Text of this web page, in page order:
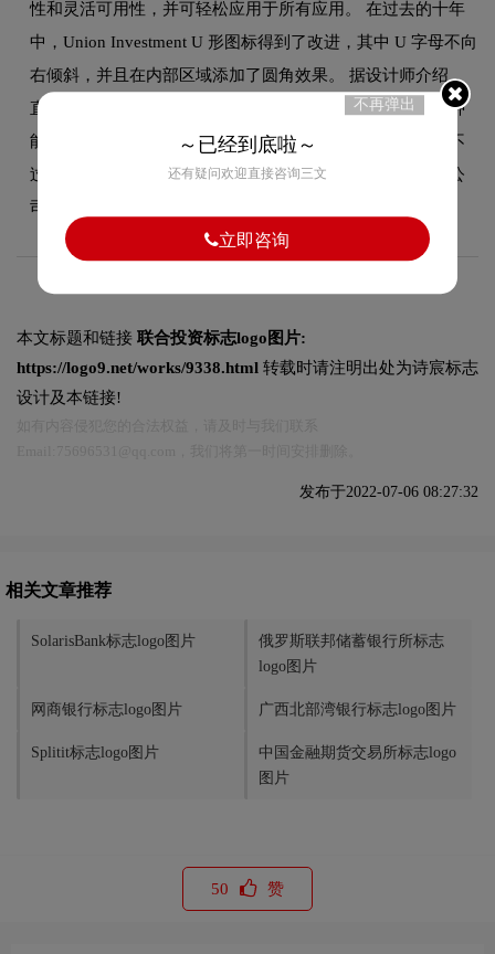
性和灵活可用性，并可轻松应用于所有应用。 在过去的十年
中，Union Investment U 形图标得到了改进，其中 U 字母不向
右倾斜，并且在内部区域添加了圆角效果。 据设计师介绍，
直立的u字在视觉上更加稳重，U字的上倾让符号传达出一种
能量和力量。 在品牌色彩上，新的主色依旧采用深蓝色，不
过从现在开始，蓝色会更加饱和。 通过新的绿色辅助色，公
司希望在金融领域拥有超越竞争对手的竞争优势。
本文标题和链接 联合投资标志logo图片:
https://logo9.net/works/9338.html 转载时请注明出处为诗宸标志
设计及本链接!
发布于2022-07-06 08:27:32
相关文章推荐
SolarisBank标志logo图片
俄罗斯联邦储蓄银行所标志
logo图片
网商银行标志logo图片 广西北部湾银行标志logo图片
Splitit标志logo图片
中国金融期货交易所标志logo
图片
50 赞
不再弹出
～已经到底啦～
还有疑问欢迎直接咨询三文
立即咨询